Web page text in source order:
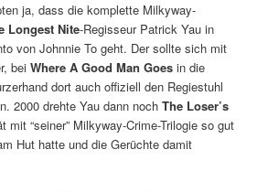
ja, dass die komplette Milkyway-
Longest Nite-Regisseur Patrick Yau in
von Johnnie To geht. Der sollte sich mit
beiWhere A Good Man Goes in die
dort auch offiziell den Regiestuhl
2000 drehte Yau dann nochThe Loser’s
mit “seiner” Milkyway-Crime-Trilogie so gut
Hut hatte und die Gerüchte damit